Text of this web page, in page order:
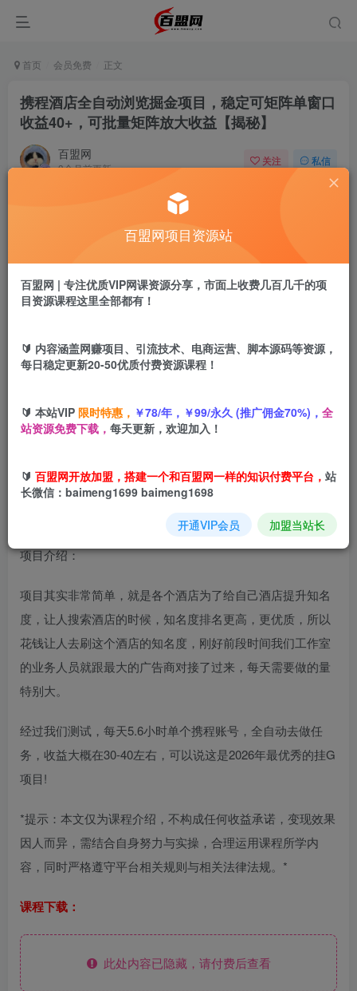
首页 会员免费 正文
携程酒店全自动浏览掘金项目，稳定可矩阵单窗口
收益40+，可批量矩阵放大收益【揭秘】
百盟网
3个月前更新
关注 私信
盟币9.9
立即购买
携程酒店全自动浏览掘金项目，稳定可矩阵单窗口收益
项目介绍：
项目其实非常简单，就是各个酒店为了给自己酒店提升知名
度，让人搜索酒店的时候，知名度排名更高，更优质，所以
花钱让人去刷这个酒店的知名度，刚好前段时间我们工作室
的业务人员就跟最大的广告商对接了过来，每天需要做的量
特别大。
经过我们测试，每天5.6小时单个携程账号，全自动去做任
务，收益大概在30-40左右，可以说这是2026年最优秀的挂G
项目!
*提示：本文仅为课程介绍，不构成任何收益承诺，变现效果
因人而异，需结合自身努力与实操，合理运用课程所学内
容，同时严格遵守平台相关规则与相关法律法规。*
课程下载：
此处内容已隐藏，请付费后查看
百盟网项目资源站
百盟网 | 专注优质VIP网课资源分享，市面上收费几百几千的项
目资源课程这里全部都有！
🔰 内容涵盖网赚项目、引流技术、电商运营、脚本源码等资源，
每日稳定更新20-50优质付费资源课程！
🔰 本站VIP 限时特惠， ￥78/年，￥99/永久 (推广佣金70%)， 全
站资源免费下载， 每天更新，欢迎加入！
🔰 百盟网开放加盟，搭建一个和百盟网一样的知识付费平台， 站
长微信：baimeng1699 baimeng1698
开通VIP会员 加盟当站长